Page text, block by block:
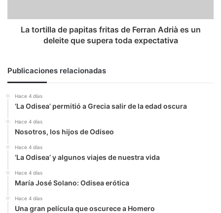
es
toda
La tortilla de papitas fritas de Ferran Adrià es un
deleite que supera toda expectativa
Publicaciones relacionadas
Hace 4 días
‘La Odisea’ permitió a Grecia salir de la edad oscura
Hace 4 días
Nosotros, los hijos de Odiseo
Hace 4 días
‘La Odisea’ y algunos viajes de nuestra vida
Hace 4 días
María José Solano: Odisea erótica
Hace 4 días
Una gran película que oscurece a Homero